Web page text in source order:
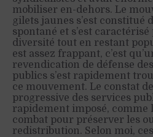
mobiliser en-dehors. Le
gilets jaunes s’est constitué
spontané et s’est
diversité tout en restant
est assez frappant, c’est
revendication de défense
publics s’est rapidement
ce mouvement. Le constat
progressive des services
rapidement imposé, comme
combat pour préserver les
redistribution. Selon moi,